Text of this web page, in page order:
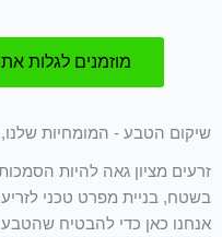
מוזמנים לגלות
שיקום הטבע - המומחיות
זרעים מציון גאה להיות
בשטח, בניית מפרט טכני
אנחנו כאן כדי להבטיח שהטבע